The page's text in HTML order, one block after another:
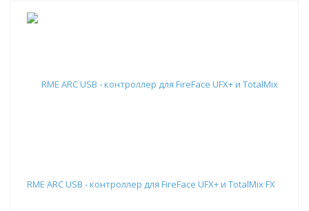
RME ARC USB - контроллер для FireFace UFX+ и TotalMix FX